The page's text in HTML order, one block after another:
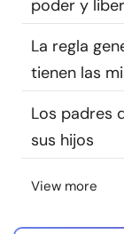
Comunidad
Encuentra
nosotros
poder y
La regla
tienen las
Los padres
sus hijos
View more